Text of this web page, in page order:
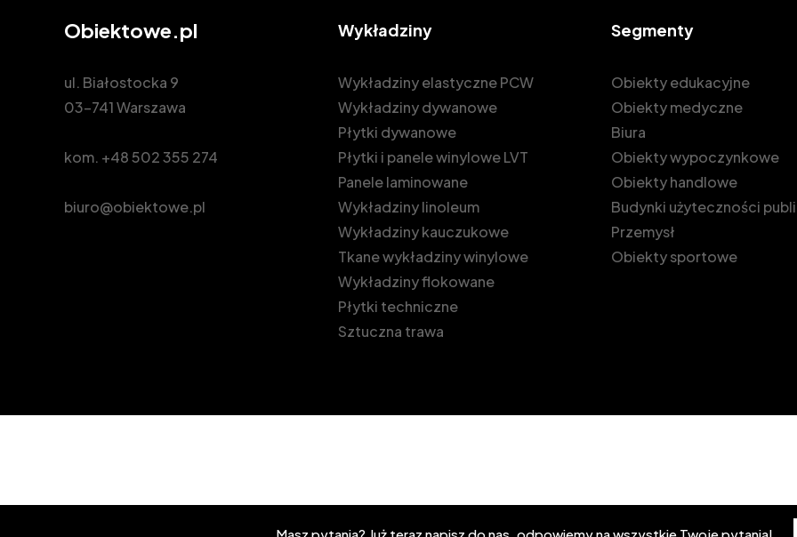
Obiektowe.pl
ul. Białostocka 9
03-741 Warszawa
kom. +48 502 355 274
biuro@obiektowe.pl
Wykładziny
Wykładziny elastyczne PCW
Wykładziny dywanowe
Płytki dywanowe
Płytki i panele winylowe LVT
Panele laminowane
Wykładziny linoleum
Wykładziny kauczukowe
Tkane wykładziny winylowe
Wykładziny flokowane
Płytki techniczne
Sztuczna trawa
Segmenty
Obiekty edukacyjne
Obiekty medyczne
Biura
Obiekty wypoczynkowe
Obiekty handlowe
Budynki użyteczności
Przemysł
Obiekty sportowe